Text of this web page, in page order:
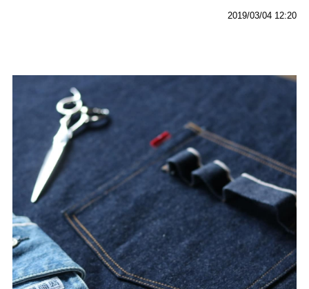
2019/03/04 12:20